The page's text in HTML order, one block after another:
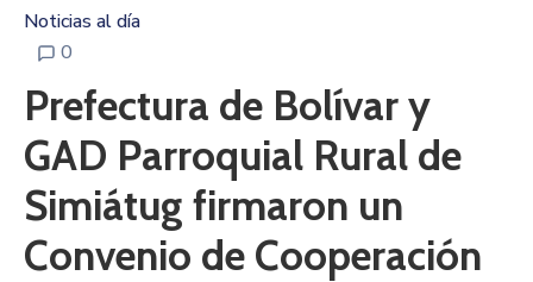
Noticias al día
0
Prefectura de Bolívar y
GAD Parroquial Rural de
Simiátug firmaron un
Convenio de Cooperación